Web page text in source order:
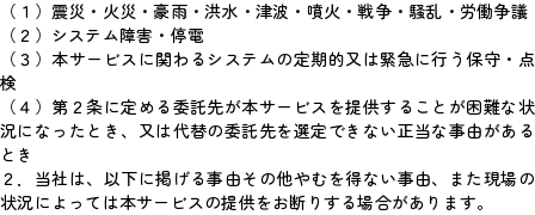
（１）震災・火災・豪雨・洪水・津波・噴火・戦争・騒乱・労働争議
（２）システム障害・停電
（３）本サービスに関わるシステムの定期的又は緊急に行う保守・点
検
（４）第２条に定める委託先が本サービスを提供することが困難な状
況になったとき、又は代替の委託先を選定できない正当な事由がある
とき
２．当社は、以下に掲げる事由その他やむを得ない事由、また現場の
状況によっては本サービスの提供をお断りする場合があります。